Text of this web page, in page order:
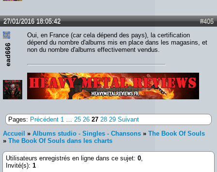
#405
27/01/2016 18:05:42
ead666
Oui, en France (car cela dépend des pays), la certification
dépend du nombre d'albums mis en place dans les magasins, et
non du nombre d'albums effectivement vendus.
Pages: Précédent 1 … 25 26 27 28 29 Suivant
Accueil » Albums studio - Singles - Chansons » The Book Of Souls
» The Book Of Souls dans les charts
Utilisateurs enregistrés en ligne dans ce sujet: 0,
Invité(s): 1